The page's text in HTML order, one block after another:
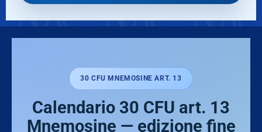
30 CFU MNEMOSINE ART. 13
Calendario 30 CFU art. 13
Mnemosine — edizione fine